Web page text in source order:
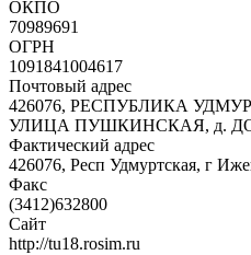
ОКПО
70989691
ОГРН
1091841004617
Почтовый адрес
426076, РЕСПУБЛИКА
УЛИЦА ПУШКИНСКАЯ, д.
Фактический адрес
426076, Респ Удмуртская, г
Факс
(3412)632800
Сайт
http://tu18.rosim.ru